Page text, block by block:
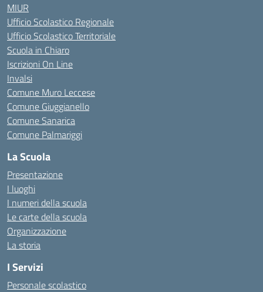
MIUR
Ufficio Scolastico Regionale
Ufficio Scolastico Territoriale
Scuola in Chiaro
Iscrizioni On Line
Invalsi
Comune Muro Leccese
Comune Giuggianello
Comune Sanarica
Comune Palmariggi
La Scuola
Presentazione
I luoghi
I numeri della scuola
Le carte della scuola
Organizzazione
La storia
I Servizi
Personale scolastico